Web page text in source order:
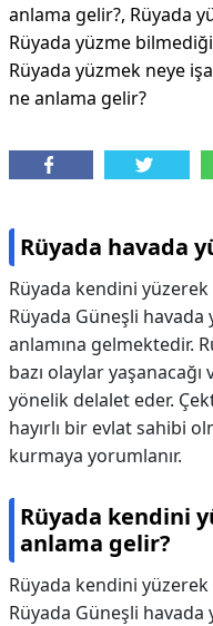
anlama gelir?, Rüyada
Rüyada yüzme
Rüyada yüzmek neye
ne anlama gelir?
Rüyada havada
Rüyada kendini
Rüyada Güneşli
anlamına gelmektedir.
bazı olaylar
yönelik delalet eder.
hayırlı bir evlat sahibi
kurmaya yorumlanır.
Rüyada kendini
anlama gelir?
Rüyada kendini
Rüyada Güneşli havada